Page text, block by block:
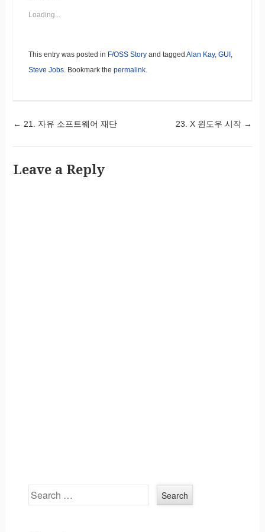
Loading...
This entry was posted in F/OSS Storyand tagged Alan Kay, GUI,
Steve Jobs. Bookmark the permalink.
Post navigation
← 21. 자유 소프트웨어 재단 23. X 윈도우 시작 →
Leave a Reply
Search